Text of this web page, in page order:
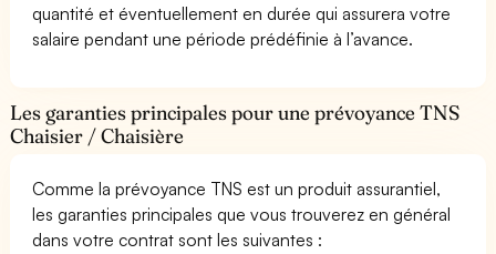
quantité et éventuellement en durée qui assurera votre
salaire pendant une période prédéfinie à l’avance.
Les garanties principales pour une prévoyance TNS
Chaisier / Chaisière
Comme la prévoyance TNS est un produit assurantiel,
les garanties principales que vous trouverez en général
dans votre contrat sont les suivantes :